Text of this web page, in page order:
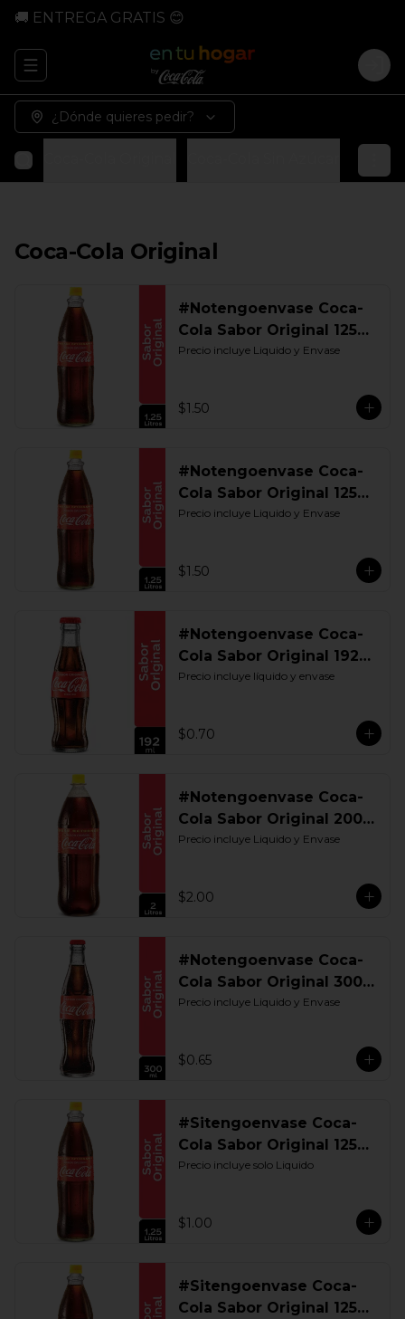
🚚 ENTREGA GRATIS 😊
Abrir menu de navegación
¿Dónde quieres pedir?
Coca-Cola Original
#Notengoenvase Coca-
Cola Sabor Original 1250
ML. Retornable Gye
Precio incluye Liquido y Envase
$1.50
#Notengoenvase Coca-
Cola Sabor Original 1250
ML. Retornable UIO
Precio incluye Liquido y Envase
$1.50
#Notengoenvase Coca-
Cola Sabor Original 192
ML. Retornable
Precio incluye líquido y envase
$0.70
#Notengoenvase Coca-
Cola Sabor Original 2000
ML. Retornable
Precio incluye Liquido y Envase
$2.00
#Notengoenvase Coca-
Cola Sabor Original 300
ML. Retornable
Precio incluye Liquido y Envase
$0.65
#Sitengoenvase Coca-
Cola Sabor Original 1250
ML. Retornable Gye
Precio incluye solo Liquido
$1.00
#Sitengoenvase Coca-
Cola Sabor Original 1250